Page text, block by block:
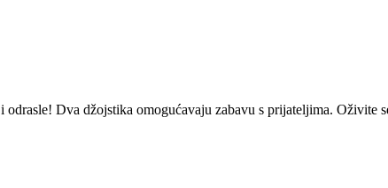
Dva džojstika omogućavaju zabavu s prijateljima. Oživite